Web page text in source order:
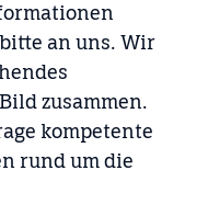
an uns. Wir
zusammen.
kompetente
rund um die